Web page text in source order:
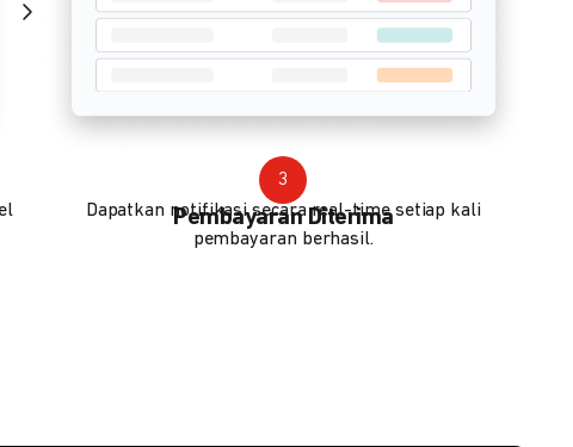
3
Pembayaran Diterima
Dapatkan notifikasi secara real-time setiap kali
pembayaran berhasil.